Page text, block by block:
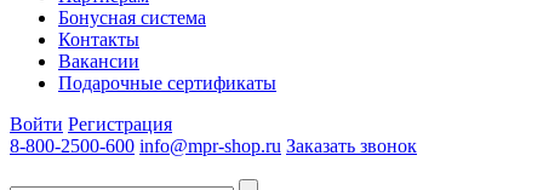
Бонусная система
Контакты
Вакансии
Подарочные сертификаты
Войти Регистрация
8-800-2500-600 info@mpr-shop.ru Заказать звонок